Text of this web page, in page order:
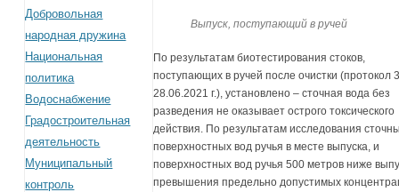
Добровольная
народная дружина
Национальная
политика
Водоснабжение
Градостроительная
деятельность
Муниципальный
контроль
Выпуск, поступающий в ручей
По результатам биотестирования стоков,
поступающих в ручей после очистки (протокол
28.06.2021 г.), установлено – сточная вода без
разведения не оказывает острого токсического
действия. По результатам исследования
поверхностных вод ручья в месте выпуска, и
поверхностных вод ручья 500 метров ниже
превышения предельно допустимых